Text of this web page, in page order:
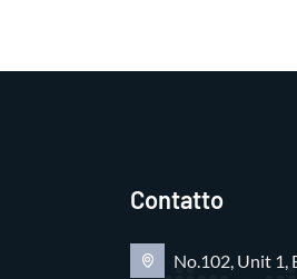
Contatto
No.102, Unit 1,